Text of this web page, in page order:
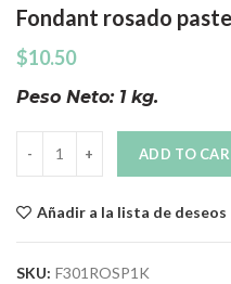
Fondant rosado
$10.50
Peso Neto: 1 kg.
ADD TO
Añadir a la lista de deseos
SKU: F301ROSP1K